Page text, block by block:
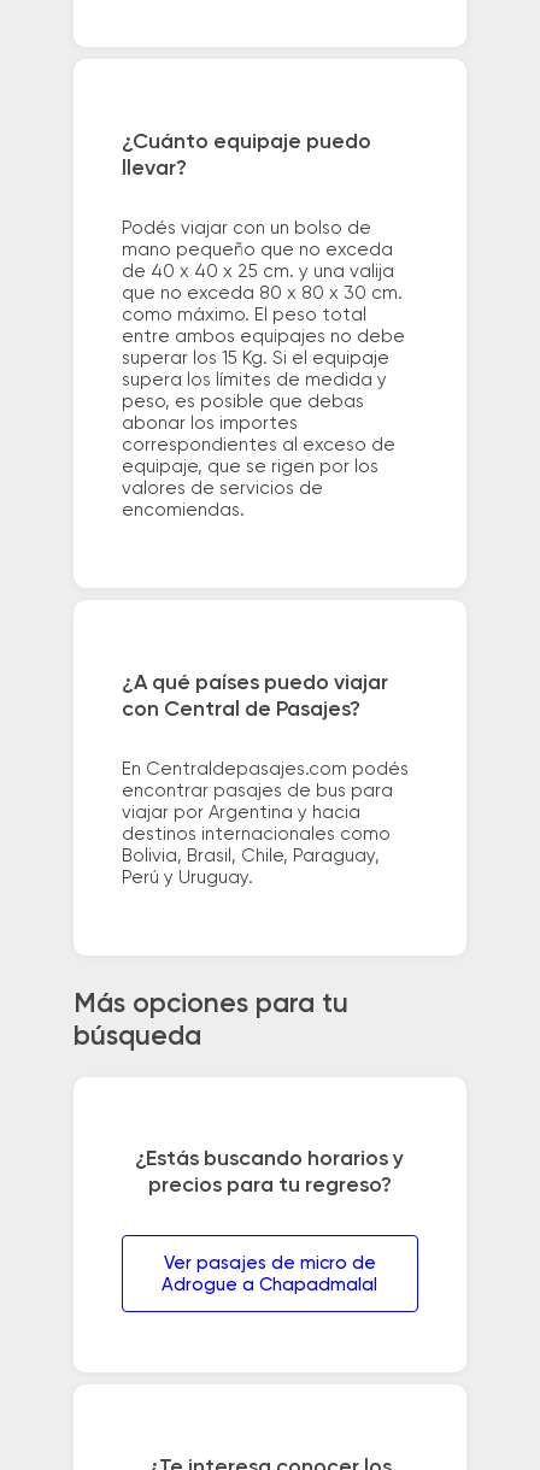
¿Cuánto equipaje puedo
llevar?
Podés viajar con un bolso de
mano pequeño que no exceda
de 40 x 40 x 25 cm. y una valija
que no exceda 80 x 80 x 30 cm.
como máximo. El peso total
entre ambos equipajes no debe
superar los 15 Kg. Si el equipaje
supera los límites de medida y
peso, es posible que debas
abonar los importes
correspondientes al exceso de
equipaje, que se rigen por los
valores de servicios de
encomiendas.
¿A qué países puedo viajar
con Central de Pasajes?
En Centraldepasajes.com podés
encontrar pasajes de bus para
viajar por Argentina y hacia
destinos internacionales como
Bolivia, Brasil, Chile, Paraguay,
Perú y Uruguay.
Más opciones para tu
búsqueda
¿Estás buscando horarios y
precios para tu regreso?
Ver pasajes de micro de
Adrogue a Chapadmalal